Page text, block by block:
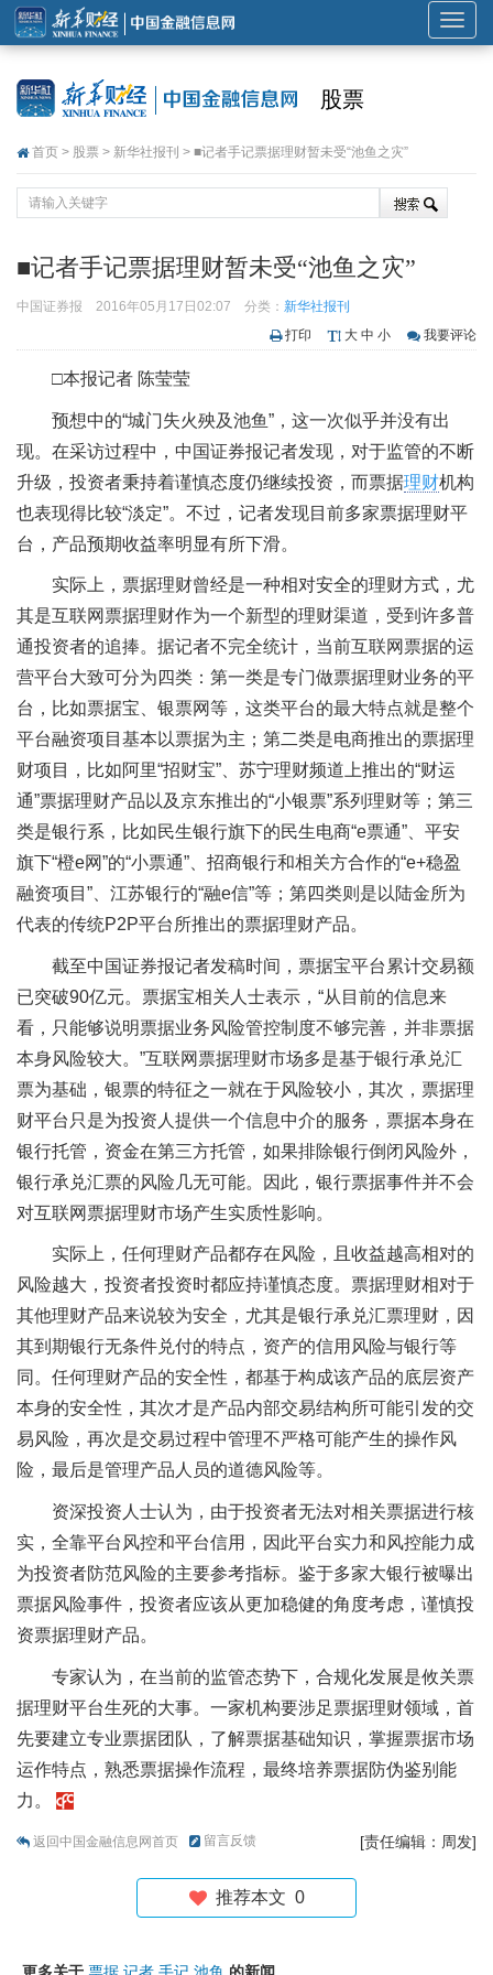
展
开
股票
首页 > 股票 > 新华社报刊 > ■记者手记票据理财暂未受“池鱼之灾”
■记者手记票据理财暂未受“池鱼之灾”
中国证券报 2016年05月17日02:07 分类： 新华社报刊
打印
大 中 小 我要评论
□本报记者 陈莹莹
预想中的“城门失火殃及池鱼”，这一次似乎并没有出
现。在采访过程中，中国证券报记者发现，对于监管的不断
升级，投资者秉持着谨慎态度仍继续投资，而票据理财机构
也表现得比较“淡定”。不过，记者发现目前多家票据理财平
台，产品预期收益率明显有所下滑。
实际上，票据理财曾经是一种相对安全的理财方式，尤
其是互联网票据理财作为一个新型的理财渠道，受到许多普
通投资者的追捧。据记者不完全统计，当前互联网票据的运
营平台大致可分为四类：第一类是专门做票据理财业务的平
台，比如票据宝、银票网等，这类平台的最大特点就是整个
平台融资项目基本以票据为主；第二类是电商推出的票据理
财项目，比如阿里“招财宝”、苏宁理财频道上推出的“财运
通”票据理财产品以及京东推出的“小银票”系列理财等；第三
类是银行系，比如民生银行旗下的民生电商“e票通”、平安
旗下“橙e网”的“小票通”、招商银行和相关方合作的“e+稳盈
融资项目”、江苏银行的“融e信”等；第四类则是以陆金所为
代表的传统P2P平台所推出的票据理财产品。
截至中国证券报记者发稿时间，票据宝平台累计交易额
已突破90亿元。票据宝相关人士表示，“从目前的信息来
看，只能够说明票据业务风险管控制度不够完善，并非票据
本身风险较大。”互联网票据理财市场多是基于银行承兑汇
票为基础，银票的特征之一就在于风险较小，其次，票据理
财平台只是为投资人提供一个信息中介的服务，票据本身在
银行托管，资金在第三方托管，如果排除银行倒闭风险外，
银行承兑汇票的风险几无可能。因此，银行票据事件并不会
对互联网票据理财市场产生实质性影响。
实际上，任何理财产品都存在风险，且收益越高相对的
风险越大，投资者投资时都应持谨慎态度。票据理财相对于
其他理财产品来说较为安全，尤其是银行承兑汇票理财，因
其到期银行无条件兑付的特点，资产的信用风险与银行等
同。任何理财产品的安全性，都基于构成该产品的底层资产
本身的安全性，其次才是产品内部交易结构所可能引发的交
易风险，再次是交易过程中管理不严格可能产生的操作风
险，最后是管理产品人员的道德风险等。
资深投资人士认为，由于投资者无法对相关票据进行核
实，全靠平台风控和平台信用，因此平台实力和风控能力成
为投资者防范风险的主要参考指标。鉴于多家大银行被曝出
票据风险事件，投资者应该从更加稳健的角度考虑，谨慎投
资票据理财产品。
专家认为，在当前的监管态势下，合规化发展是攸关票
据理财平台生死的大事。一家机构要涉足票据理财领域，首
先要建立专业票据团队，了解票据基础知识，掌握票据市场
运作特点，熟悉票据操作流程，最终培养票据防伪鉴别能
力。
返回中国金融信息网首页 留言反馈 [责任编辑：周发]
推荐本文 0
更多关于 票据 记者 手记 池鱼 的新闻